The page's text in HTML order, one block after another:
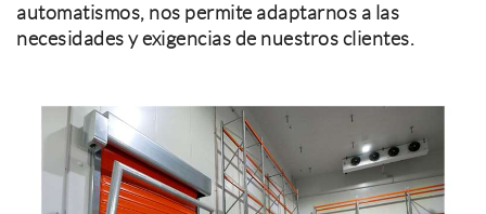
automatismos, nos permite adaptarnos a las
necesidades y exigencias de nuestros clientes.